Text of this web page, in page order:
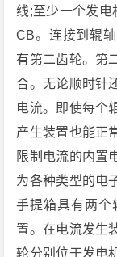
线;至少一个发电
CB。连接到辊
有第二齿轮。第
合。无论顺时针
电流。即使每个
产生装置也能正
限制电流的内置
为各种类型的电
手提箱具有两个
置。在电流发生
轮分别位于发电